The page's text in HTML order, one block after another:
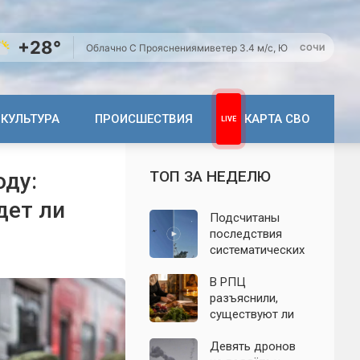
+28° Облачно С Прояснениямиветер 3.4 м/с, Ю СОЧИ
КУЛЬТУРА ПРОИСШЕСТВИЯ КАРТА СВО
ли
ТОП ЗА НЕДЕЛЮ
Подсчитаны
последствия
систематических
Ленинградскую
область: что
известно к 7
В РПЦ
разъяснили,
существуют ли
которые
Девять дронов